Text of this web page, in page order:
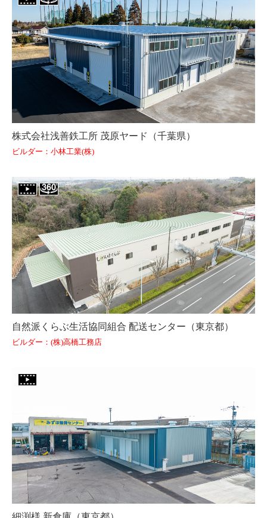
株式会社浅善鉄工所 茂原ヤード（千葉県）
ビルダー：小林工業(株)
自然派くらぶ生活協同組合 配送センター（東京都）
ビルダー：(株)高橋工務店